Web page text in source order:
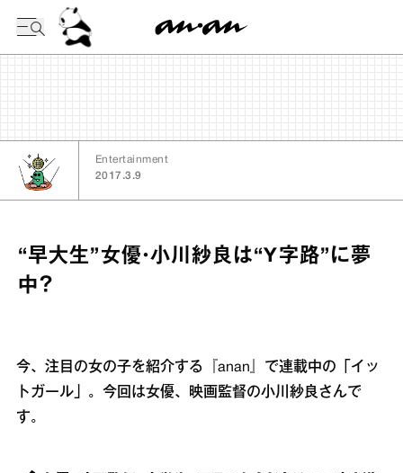
Entertainment
2017.3.9
“早大生”女優・小川紗良は“Y字路”に夢
中？
今、注目の女の子を紹介する『anan』で連載中の「イッ
トガール」。今回は女優、映画監督の小川紗良さんで
す。